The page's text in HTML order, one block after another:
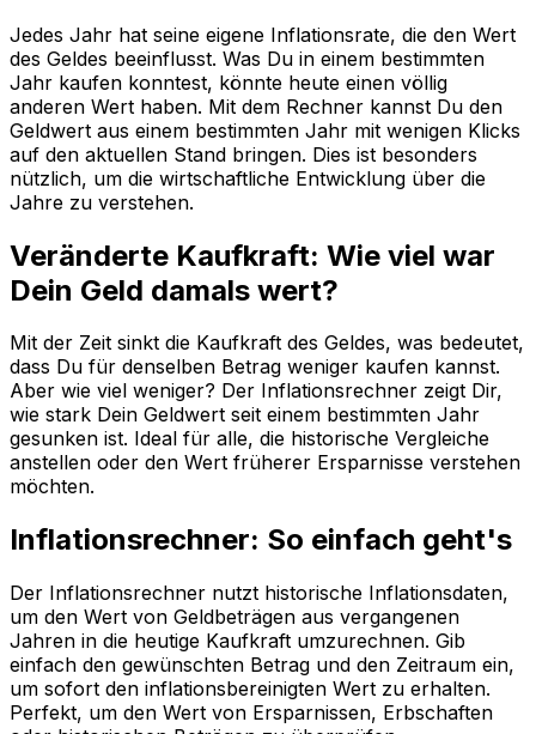
Jedes Jahr hat seine eigene Inflationsrate, die den Wert
des Geldes beeinflusst. Was Du in einem bestimmten
Jahr kaufen konntest, könnte heute einen völlig
anderen Wert haben. Mit dem Rechner kannst Du den
Geldwert aus einem bestimmten Jahr mit wenigen Klicks
auf den aktuellen Stand bringen. Dies ist besonders
nützlich, um die wirtschaftliche Entwicklung über die
Jahre zu verstehen.
Veränderte Kaufkraft: Wie viel war
Dein Geld damals wert?
Mit der Zeit sinkt die Kaufkraft des Geldes, was bedeutet,
dass Du für denselben Betrag weniger kaufen kannst.
Aber wie viel weniger? Der Inflationsrechner zeigt Dir,
wie stark Dein Geldwert seit einem bestimmten Jahr
gesunken ist. Ideal für alle, die historische Vergleiche
anstellen oder den Wert früherer Ersparnisse verstehen
möchten.
Inflationsrechner: So einfach geht's
Der Inflationsrechner nutzt historische Inflationsdaten,
um den Wert von Geldbeträgen aus vergangenen
Jahren in die heutige Kaufkraft umzurechnen. Gib
einfach den gewünschten Betrag und den Zeitraum ein,
um sofort den inflationsbereinigten Wert zu erhalten.
Perfekt, um den Wert von Ersparnissen, Erbschaften